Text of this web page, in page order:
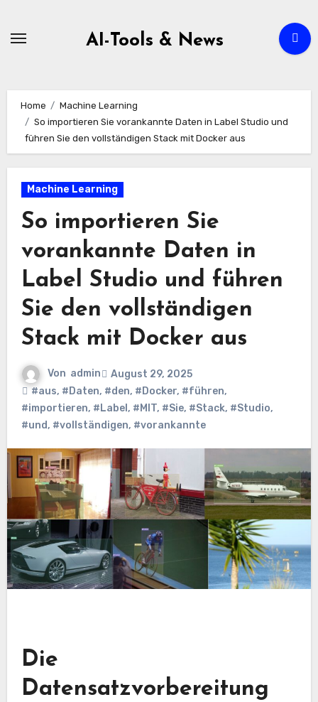
AI-Tools & News
Home
Machine Learning
So importieren Sie vorankannte Daten in Label Studio und
führen Sie den vollständigen Stack mit Docker aus
Machine Learning
So importieren Sie
vorankannte Daten in
Label Studio und führen
Sie den vollständigen
Stack mit Docker aus
Von admin
August 29, 2025
#aus, #Daten, #den, #Docker, #führen,
#importieren, #Label , #MIT, #Sie, #Stack, #Studio,
#und, #vollständigen, #vorankannte
Die
Datensatzvorbereitung